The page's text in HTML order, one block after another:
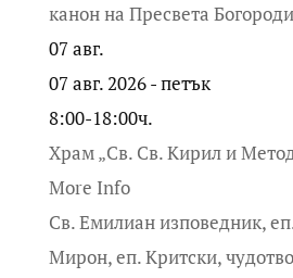
канон на Пресвета
07 авг.
07 авг. 2026 - петък
8:00-18:00ч.
Храм „Св. Св. Кирил и
More Info
Св. Емилиан изповедник,
Мирон, еп. Критски,